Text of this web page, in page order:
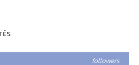
followers